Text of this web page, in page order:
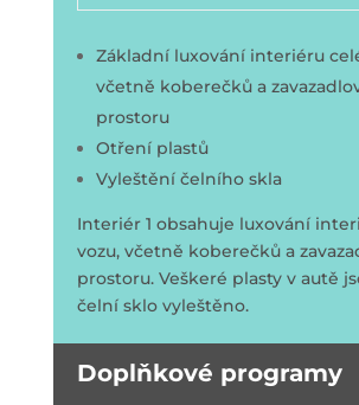
Základní luxování interiéru
včetně koberečků a
prostoru
Otření plastů
Vyleštění čelního skla
Interiér 1 obsahuje luxování
vozu, včetně koberečků a
prostoru. Veškeré plasty v autě
čelní sklo vyleštěno.
Doplňkové programy